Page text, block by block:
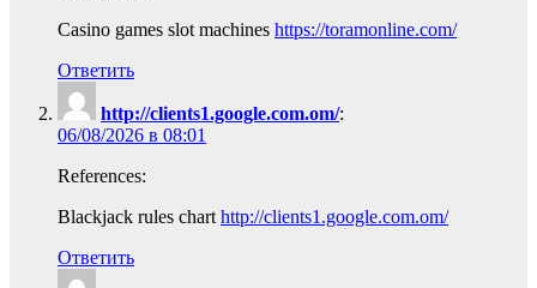
Casino games slot machines https://toramonline.com/
Ответить
http://clients1.google.com.om/:
06/08/2026 в 08:01
References:
Blackjack rules chart http://clients1.google.com.om/
Ответить